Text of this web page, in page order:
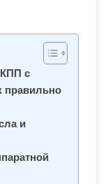
с
правильно
и